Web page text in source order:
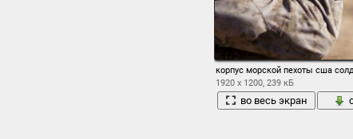
корпус морской пехоты сша
1920 x 1200, 239 кБ
во весь экран